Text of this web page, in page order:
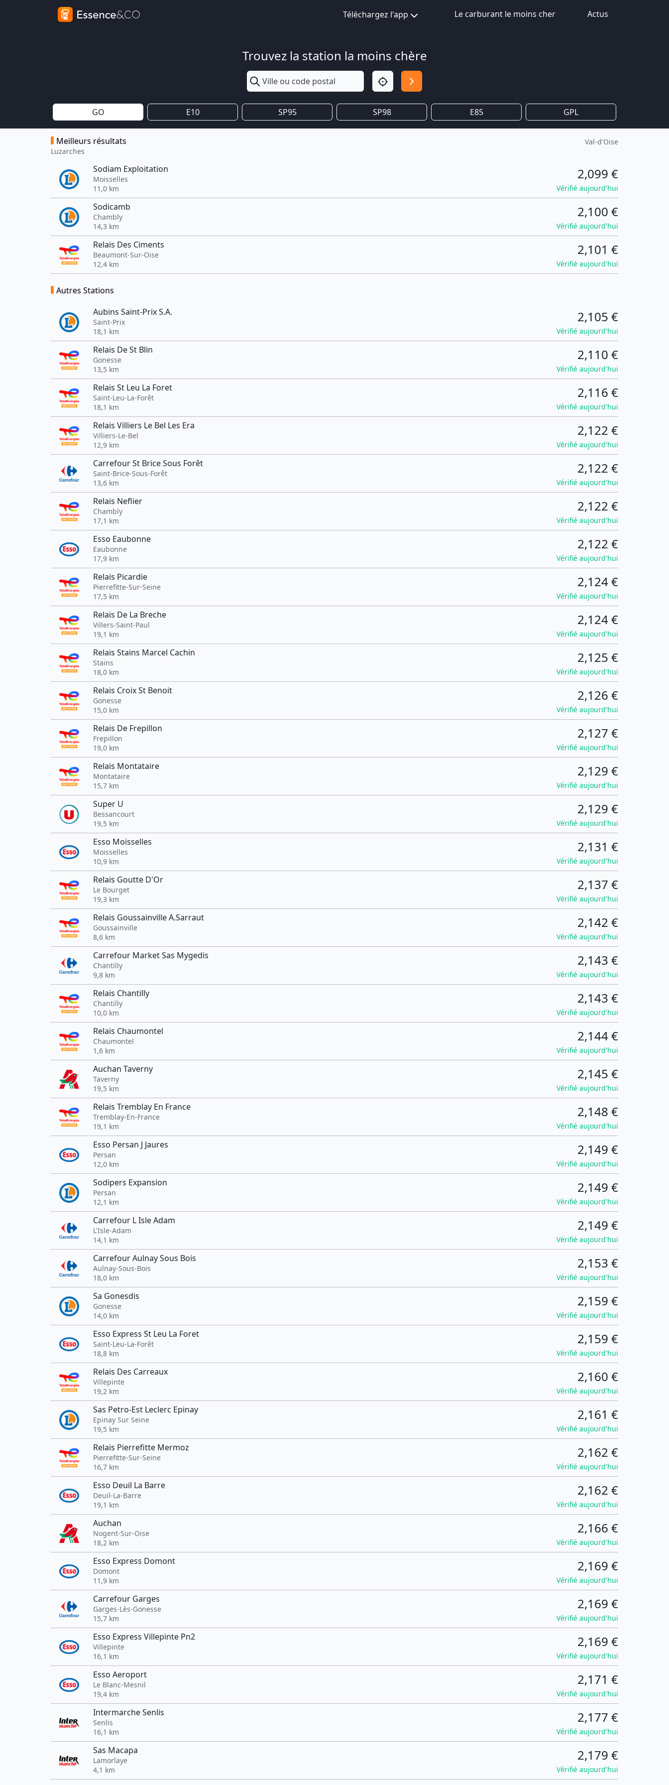
Téléchargez l'app Le carburant le moins cher Actus
Trouvez la station la moins chère
GO E10 SP95 SP98 E85 GPL
Meilleurs résultats
Luzarches
Val-d'Oise
Sodiam Exploitation
Moisselles
11,0 km
2,099 €
Vérifié aujourd'hui
Sodicamb
Chambly
14,3 km
2,100 €
Vérifié aujourd'hui
Relais Des Ciments
Beaumont-Sur-Oise
12,4 km
2,101 €
Vérifié aujourd'hui
Autres Stations
Aubins Saint-Prix S.A.
Saint-Prix
18,1 km
2,105 €
Vérifié aujourd'hui
Relais De St Blin
Gonesse
13,5 km
2,110 €
Vérifié aujourd'hui
Relais St Leu La Foret
Saint-Leu-La-Forêt
18,1 km
2,116 €
Vérifié aujourd'hui
Relais Villiers Le Bel Les Era
Villiers-Le-Bel
12,9 km
2,122 €
Vérifié aujourd'hui
Carrefour St Brice Sous Forêt
Saint-Brice-Sous-Forêt
13,6 km
2,122 €
Vérifié aujourd'hui
Relais Neflier
Chambly
17,1 km
2,122 €
Vérifié aujourd'hui
Esso Eaubonne
Eaubonne
17,9 km
2,122 €
Vérifié aujourd'hui
Relais Picardie
Pierrefitte-Sur-Seine
17,5 km
2,124 €
Vérifié aujourd'hui
Relais De La Breche
Villers-Saint-Paul
19,1 km
2,124 €
Vérifié aujourd'hui
Relais Stains Marcel Cachin
Stains
18,0 km
2,125 €
Vérifié aujourd'hui
Relais Croix St Benoit
Gonesse
15,0 km
2,126 €
Vérifié aujourd'hui
Relais De Frepillon
Frepillon
19,0 km
2,127 €
Vérifié aujourd'hui
Relais Montataire
Montataire
15,7 km
2,129 €
Vérifié aujourd'hui
Super U
Bessancourt
19,5 km
2,129 €
Vérifié aujourd'hui
Esso Moisselles
Moisselles
10,9 km
2,131 €
Vérifié aujourd'hui
Relais Goutte D'Or
Le Bourget
19,3 km
2,137 €
Vérifié aujourd'hui
Relais Goussainville A.Sarraut
Goussainville
8,6 km
2,142 €
Vérifié aujourd'hui
Carrefour Market Sas Mygedis
Chantilly
9,8 km
2,143 €
Vérifié aujourd'hui
Relais Chantilly
Chantilly
10,0 km
2,143 €
Vérifié aujourd'hui
Relais Chaumontel
Chaumontel
1,6 km
2,144 €
Vérifié aujourd'hui
Auchan Taverny
Taverny
19,5 km
2,145 €
Vérifié aujourd'hui
Relais Tremblay En France
Tremblay-En-France
19,1 km
2,148 €
Vérifié aujourd'hui
Esso Persan J Jaures
Persan
12,0 km
2,149 €
Vérifié aujourd'hui
Sodipers Expansion
Persan
12,1 km
2,149 €
Vérifié aujourd'hui
Carrefour L Isle Adam
L'Isle-Adam
14,1 km
2,149 €
Vérifié aujourd'hui
Carrefour Aulnay Sous Bois
Aulnay-Sous-Bois
18,0 km
2,153 €
Vérifié aujourd'hui
Sa Gonesdis
Gonesse
14,0 km
2,159 €
Vérifié aujourd'hui
Esso Express St Leu La Foret
Saint-Leu-La-Forêt
18,8 km
2,159 €
Vérifié aujourd'hui
Relais Des Carreaux
Villepinte
19,2 km
2,160 €
Vérifié aujourd'hui
Sas Petro-Est Leclerc Epinay
Epinay Sur Seine
19,5 km
2,161 €
Vérifié aujourd'hui
Relais Pierrefitte Mermoz
Pierrefitte-Sur-Seine
16,7 km
2,162 €
Vérifié aujourd'hui
Esso Deuil La Barre
Deuil-La-Barre
19,1 km
2,162 €
Vérifié aujourd'hui
Auchan
Nogent-Sur-Oise
18,2 km
2,166 €
Vérifié aujourd'hui
Esso Express Domont
Domont
11,9 km
2,169 €
Vérifié aujourd'hui
Carrefour Garges
Garges-Lès-Gonesse
15,7 km
2,169 €
Vérifié aujourd'hui
Esso Express Villepinte Pn2
Villepinte
16,1 km
2,169 €
Vérifié aujourd'hui
Esso Aeroport
Le Blanc-Mesnil
19,4 km
2,171 €
Vérifié aujourd'hui
Intermarche Senlis
Senlis
16,1 km
2,177 €
Vérifié aujourd'hui
Sas Macapa
Lamorlaye
4,1 km
2,179 €
Vérifié aujourd'hui